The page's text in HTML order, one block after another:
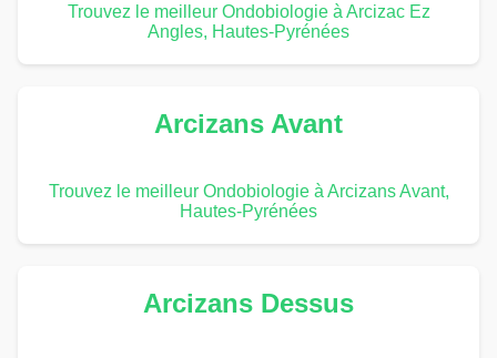
Trouvez le meilleur Ondobiologie à Arcizac Ez
Angles, Hautes-Pyrénées
Arcizans Avant
Trouvez le meilleur Ondobiologie à Arcizans Avant,
Hautes-Pyrénées
Arcizans Dessus